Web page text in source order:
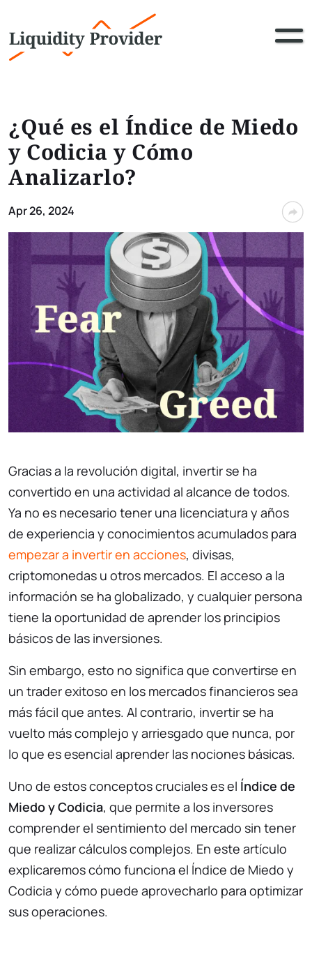
¿Qué es el Índice de Miedo
y Codicia y Cómo
Analizarlo?
Apr 26, 2024
Gracias a la revolución digital, invertir se ha
convertido en una actividad al alcance de todos.
Ya no es necesario tener una licenciatura y años
de experiencia y conocimientos acumulados para
empezar a invertir en acciones, divisas,
criptomonedas u otros mercados. El acceso a la
información se ha globalizado, y cualquier persona
tiene la oportunidad de aprender los principios
básicos de las inversiones.
Sin embargo, esto no significa que convertirse en
un trader exitoso en los mercados financieros sea
más fácil que antes. Al contrario, invertir se ha
vuelto más complejo y arriesgado que nunca, por
lo que es esencial aprender las nociones básicas.
Uno de estos conceptos cruciales es el Índice de
Miedo y Codicia, que permite a los inversores
comprender el sentimiento del mercado sin tener
que realizar cálculos complejos. En este artículo
explicaremos cómo funciona el Índice de Miedo y
Codicia y cómo puede aprovecharlo para optimizar
sus operaciones.